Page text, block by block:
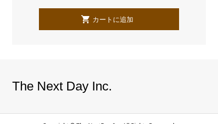
The Next Day Inc.